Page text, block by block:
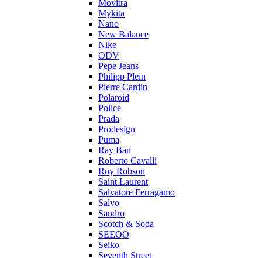
Movitra
Mykita
Nano
New Balance
Nike
ODV
Pepe Jeans
Philipp Plein
Pierre Cardin
Polaroid
Police
Prada
Prodesign
Puma
Ray Ban
Roberto Cavalli
Roy Robson
Saint Laurent
Salvatore Ferragamo
Salvo
Sandro
Scotch & Soda
SEEOO
Seiko
Seventh Street